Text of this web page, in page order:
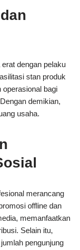
dengan pelaku
stan produk
bagi
demikian,
usaha.
merancang
offline dan
memanfaatkan
Selain itu,
pengunjung